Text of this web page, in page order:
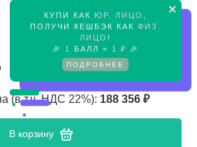
×
КУПИ КАК ЮР. ЛИЦО
ПОЛУЧИ КЕШБЭК КАК ФИЗ.
ЛИЦО !
🎉
1 БАЛЛ = 1 ₽ 🎉
ПОДРОБНЕЕ
Предзаказ
(в т.ч. НДС 22%): 188 356 ₽
В корзину